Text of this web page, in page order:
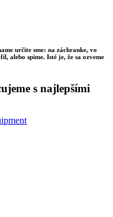
určite sme: na záchranke, vo
alebo spíme. Isté je, že sa ozveme
s najlepšími